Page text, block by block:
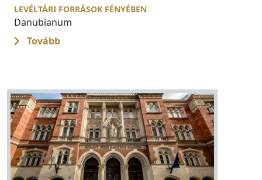
LEVÉLTÁRI FORRÁSOK FÉNYÉBEN
Danubianum
Tovább